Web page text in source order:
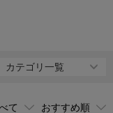
カテゴリ一覧